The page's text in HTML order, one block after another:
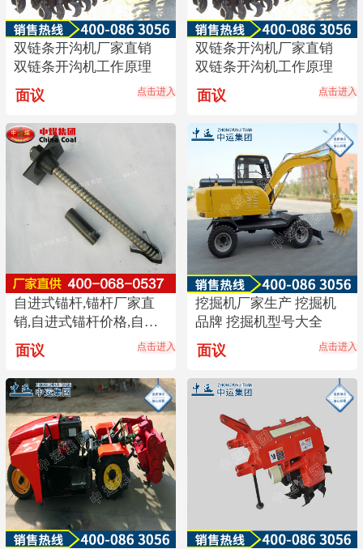
双链条开沟机厂家直销
双链条开沟机工作原理
面议 点击进入
双链条开沟机厂家直销
双链条开沟机工作原理
面议 点击进入
自进式锚杆,锚杆厂家直
销,自进式锚杆价格,自进
式锚杆供应商畅销
面议 点击进入
挖掘机厂家生产 挖掘机
品牌 挖掘机型号大全
面议 点击进入